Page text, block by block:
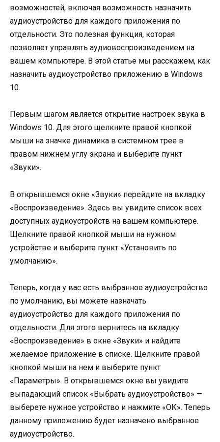
возможностей, включая возможность назначить
аудиоустройство для каждого приложения по
отдельности. Это полезная функция, которая
позволяет управлять аудиовоспроизведением на
вашем компьютере. В этой статье мы расскажем, как
назначить аудиоустройство приложению в Windows
10.
Первым шагом является открытие настроек звука в
Windows 10. Для этого щелкните правой кнопкой
мыши на значке динамика в системном трее в
правом нижнем углу экрана и выберите пункт
«Звуки».
В открывшемся окне «Звуки» перейдите на вкладку
«Воспроизведение». Здесь вы увидите список всех
доступных аудиоустройств на вашем компьютере.
Щелкните правой кнопкой мыши на нужном
устройстве и выберите пункт «Установить по
умолчанию».
Теперь, когда у вас есть выбранное аудиоустройство
по умолчанию, вы можете назначать
аудиоустройство для каждого приложения по
отдельности. Для этого вернитесь на вкладку
«Воспроизведение» в окне «Звуки» и найдите
желаемое приложение в списке. Щелкните правой
кнопкой мыши на нем и выберите пункт
«Параметры». В открывшемся окне вы увидите
выпадающий список «Выбрать аудиоустройство» —
выберете нужное устройство и нажмите «ОК». Теперь
данному приложению будет назначено выбранное
аудиоустройство.